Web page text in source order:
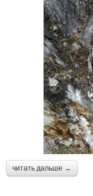
читать дальше →